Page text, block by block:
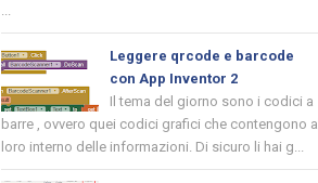
...
Leggere qrcode e barcode
con App Inventor 2
Il tema del giorno sono i codici a
barre , ovvero quei codici grafici che contengono al
loro interno delle informazioni. Di sicuro li hai g...